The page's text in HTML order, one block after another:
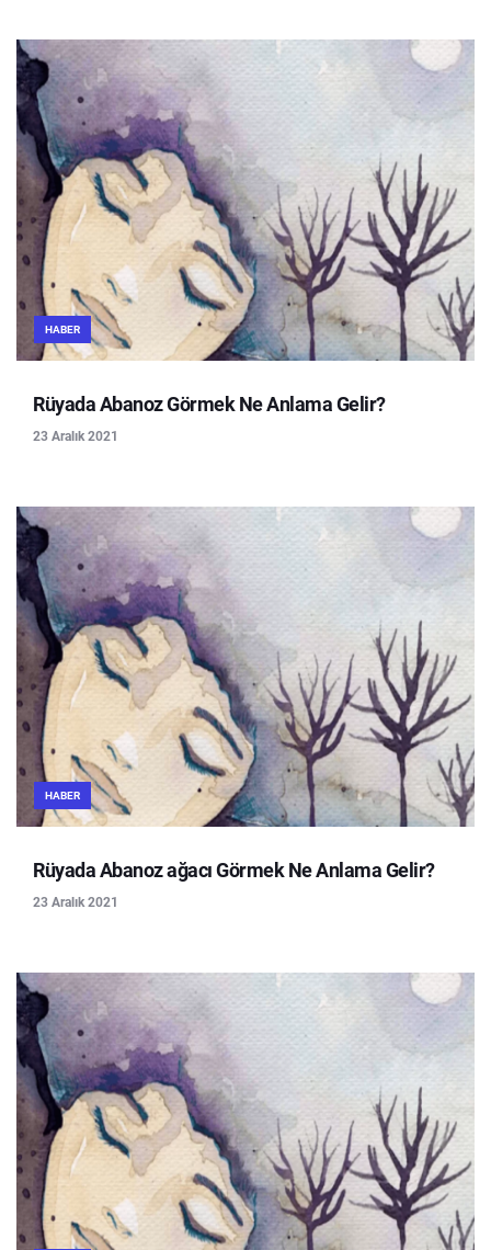
HABER
Rüyada Abanoz Görmek Ne Anlama Gelir?
23 Aralık 2021
HABER
Rüyada Abanoz ağacı Görmek Ne Anlama Gelir?
23 Aralık 2021